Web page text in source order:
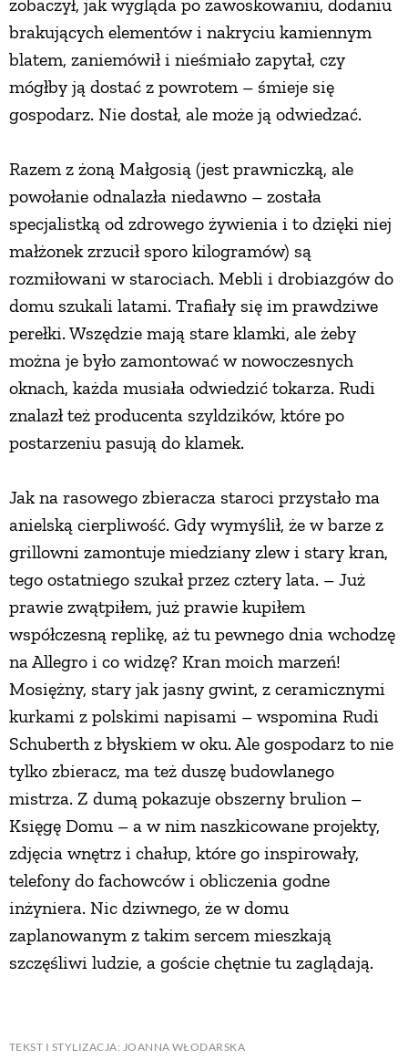
zobaczył, jak wygląda po zawoskowaniu, dodaniu
brakujących elementów i nakryciu kamiennym
blatem, zaniemówił i nieśmiało zapytał, czy
mógłby ją dostać z powrotem – śmieje się
gospodarz. Nie dostał, ale może ją odwiedzać.
Razem z żoną Małgosią (jest prawniczką, ale
powołanie odnalazła niedawno – została
specjalistką od zdrowego żywienia i to dzięki niej
małżonek zrzucił sporo kilogramów) są
rozmiłowani w starociach. Mebli i drobiazgów do
domu szukali latami. Trafiały się im prawdziwe
perełki. Wszędzie mają stare klamki, ale żeby
można je było zamontować w nowoczesnych
oknach, każda musiała odwiedzić tokarza. Rudi
znalazł też producenta szyldzików, które po
postarzeniu pasują do klamek.
Jak na rasowego zbieracza staroci przystało ma
anielską cierpliwość. Gdy wymyślił, że w barze z
grillowni zamontuje miedziany zlew i stary kran,
tego ostatniego szukał przez cztery lata. – Już
prawie zwątpiłem, już prawie kupiłem
współczesną replikę, aż tu pewnego dnia wchodzę
na Allegro i co widzę? Kran moich marzeń!
Mosiężny, stary jak jasny gwint, z ceramicznymi
kurkami z polskimi napisami – wspomina Rudi
Schuberth z błyskiem w oku. Ale gospodarz to nie
tylko zbieracz, ma też duszę budowlanego
mistrza. Z dumą pokazuje obszerny brulion –
Księgę Domu – a w nim naszkicowane projekty,
zdjęcia wnętrz i chałup, które go inspirowały,
telefony do fachowców i obliczenia godne
inżyniera. Nic dziwnego, że w domu
zaplanowanym z takim sercem mieszkają
szczęśliwi ludzie, a goście chętnie tu zaglądają.
TEKST I STYLIZACJA: JOANNA WŁODARSKA
ZUPY
DANIA GŁÓWNE
CIASTA I DESERY
DODATKI
PRZETWORY
INNE